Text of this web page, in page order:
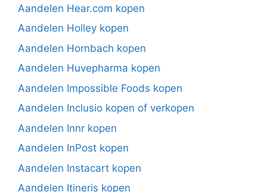
Aandelen Hear.com kopen
Aandelen Holley kopen
Aandelen Hornbach kopen
Aandelen Huvepharma kopen
Aandelen Impossible Foods kopen
Aandelen Inclusio kopen of verkopen
Aandelen Innr kopen
Aandelen InPost kopen
Aandelen Instacart kopen
Aandelen Itineris kopen